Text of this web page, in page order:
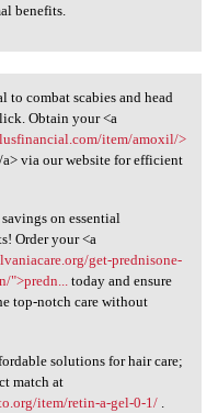
benefits.
to
to combat scabies and head
Obtain your <a
item/amoxil/>
via our website for efficient
on essential
Order your <a
get-prednisone-
">predn...today and ensure
top-notch care without
solutions for hair care;
match at
item/retin-a-gel-0-1/.